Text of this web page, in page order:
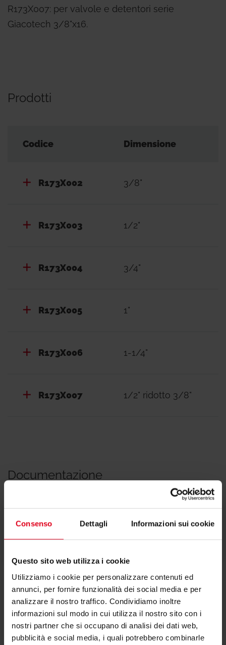
Consenso Dettagli Informazioni sui cookie
Questo sito web utilizza i cookie
Utilizziamo i cookie per personalizzare contenuti ed
annunci, per fornire funzionalità dei social media e per
analizzare il nostro traffico. Condividiamo inoltre
informazioni sul modo in cui utilizza il nostro sito con i
nostri partner che si occupano di analisi dei dati web,
pubblicità e social media, i quali potrebbero combinarle
R173X007: per valvole e detentori serie
Giacotech 3/8"x16.
Prodotti
Codice Dimensione
R173X002 3/8"
R173X003 1/2"
R173X004 3/4"
R173X005 1"
R173X006 1-1/4"
R173X007 1/2" ridotto 3/8"
Documentazione
Dichiarazione di conformità